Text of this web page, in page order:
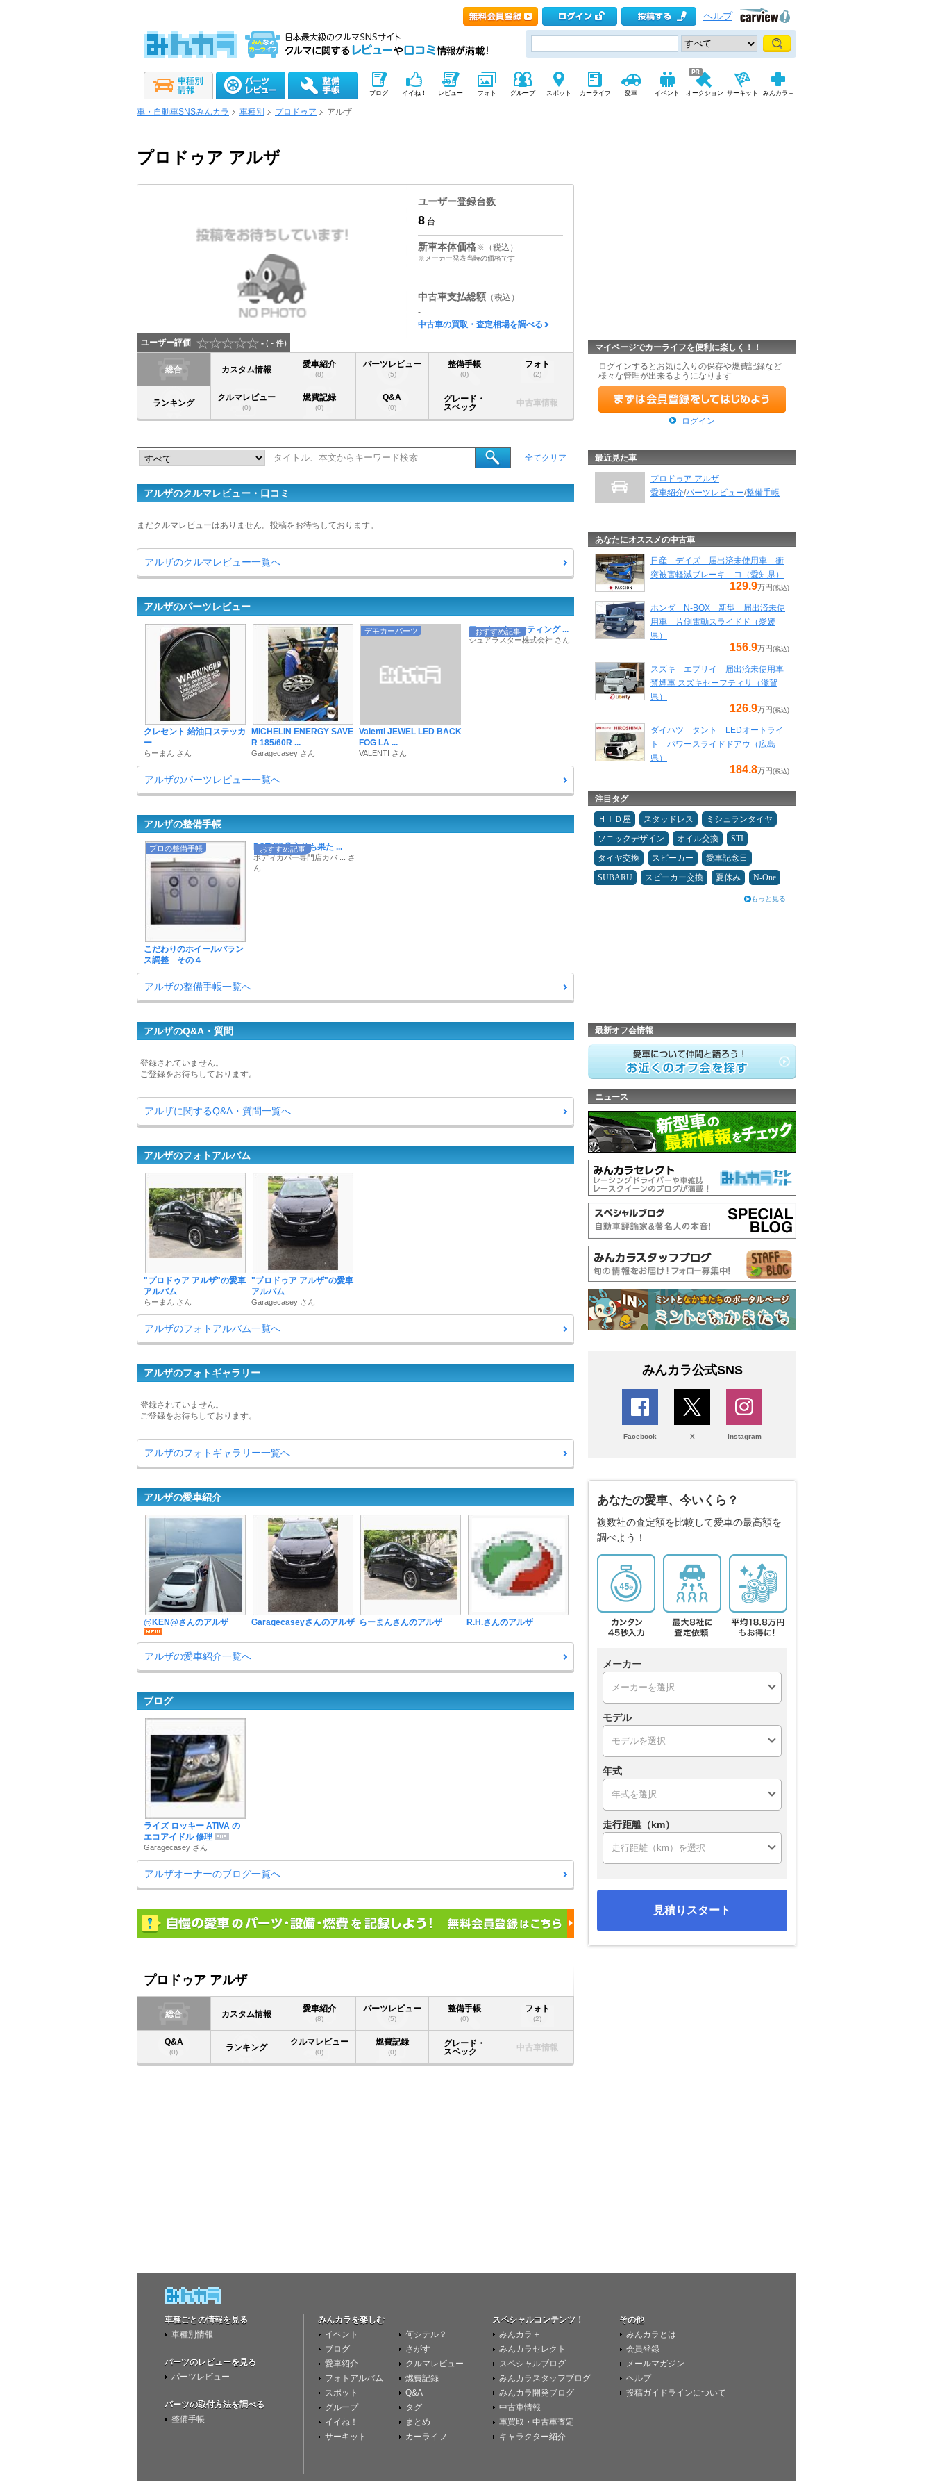
ヘルプ
ブログ イイね！ レビュー フォト グループ スポット カーライフ 愛車 イベント オークション サーキット みんカラ＋
車・自動車SNSみんカラ 車種別 プロドゥア アルザ
プロドゥア アルザ
ユーザー評価 - ( - 件)
ユーザー登録台数
8 台
新車本体価格※（税込）
※メーカー発表当時の価格です
-
中古車支払総額 （税込）
-
中古車の買取・査定相場を調べる
総合 カスタム情報
愛車紹介
(8)
パーツレビュー
(5)
整備手帳
(0)
フォト
(2)
ランキング
クルマレビュー
(0)
燃費記録
(0)
Q&A
(0)
グレード・
スペック
中古車情報
全てクリア
アルザのクルマレビュー・口コミ
まだクルマレビューはありません。投稿をお待ちしております。
アルザのクルマレビュー一覧へ
アルザのパーツレビュー
クレセント 給油口ステッカ
ー
らーまん さん
MICHELIN ENERGY SAVE
R 185/60R ...
Garagecasey さん
デモカーパーツ
Valenti JEWEL LED BACK
FOG LA ...
VALENTI さん
おすすめ記事
ワックスやコーティング ...
シュアラスター株式会社 さん
アルザのパーツレビュー一覧へ
アルザの整備手帳
プロの整備手帳
こだわりのホイールバラン
ス調整 その４
おすすめ記事
POTY殿堂入りも果た ...
ボディカバー専門店カバ ... さ
ん
アルザの整備手帳一覧へ
アルザのQ&A・質問
登録されていません。
ご登録をお待ちしております。
アルザに関するQ&A・質問一覧へ
アルザのフォトアルバム
"プロドゥア アルザ"の愛車
アルバム
らーまん さん
"プロドゥア アルザ"の愛車
アルバム
Garagecasey さん
アルザのフォトアルバム一覧へ
アルザのフォトギャラリー
登録されていません。
ご登録をお待ちしております。
アルザのフォトギャラリー一覧へ
アルザの愛車紹介
@KEN@さんのアルザ Garagecaseyさんのアルザ らーまんさんのアルザ R.H.さんのアルザ
アルザの愛車紹介一覧へ
ブログ
ライズ ロッキー ATIVA の
エコアイドル 修理
Garagecasey さん
アルザオーナーのブログ一覧へ
プロドゥア アルザ
総合 カスタム情報
愛車紹介
(8)
パーツレビュー
(5)
整備手帳
(0)
フォト
(2)
Q&A
(0) ランキング
クルマレビュー
(0)
燃費記録
(0)
グレード・
スペック
中古車情報
マイページでカーライフを便利に楽しく！！
ログインするとお気に入りの保存や燃費記録など
様々な管理が出来るようになります
ログイン
最近見た車
プロドゥア アルザ
愛車紹介/パーツレビュー/整備手帳
あなたにオススメの中古車
日産 デイズ 届出済未使用車 衝
突被害軽減ブレーキ コ（愛知県）
129.9万円 (税込)
ホンダ N-BOX 新型 届出済未使
用車 片側電動スライドド（愛媛
県）
156.9万円 (税込)
スズキ エブリイ 届出済未使用車
禁煙車 スズキセーフティサ（滋賀
県）
126.9万円 (税込)
ダイハツ タント LEDオートライ
ト パワースライドドアウ（広島
県）
184.8万円 (税込)
注目タグ
ＨＩＤ屋 スタッドレス
ミシュランタイヤ
ソニックデザイン
オイル交換
STI
タイヤ交換
スピーカー
愛車記念日
SUBARU
スピーカー交換 夏休み N-One
もっと見る
最新オフ会情報
ニュース
みんカラ公式SNS
Facebook X Instagram
あなたの愛車、今いくら？
複数社の査定額を比較して愛車の最高額を
調べよう！
メーカー
モデル
年式
走行距離（km）
見積りスタート
車種ごとの情報を見る
車種別情報
パーツのレビューを見る
パーツレビュー
パーツの取付方法を調べる
整備手帳
みんカラを楽しむ
イベント
ブログ
愛車紹介
フォトアルバム
スポット
グループ
イイね！
サーキット
何シテル？
さがす
クルマレビュー
燃費記録
Q&A
タグ
まとめ
カーライフ
スペシャルコンテンツ！
みんカラ＋
みんカラセレクト
スペシャルブログ
みんカラスタッフブログ
みんカラ開発ブログ
中古車情報
車買取・中古車査定
キャラクター紹介
その他
みんカラとは
会員登録
メールマガジン
ヘルプ
投稿ガイドラインについて